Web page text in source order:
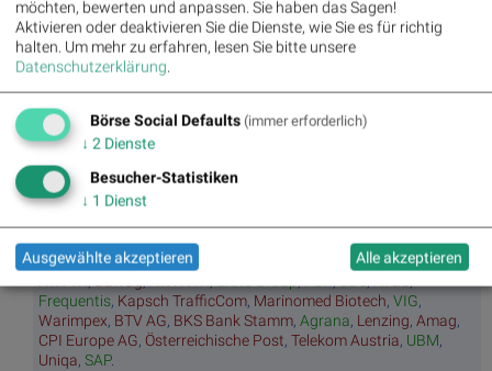
verlierer
Hitpa
rade
Days
Bildnachweis
1. ATX Future
Aktien auf dem Radar:Rosenbauer Bajaj Mobility AG,Andritz,
Semperit,EuroTeleSites AG ATX,ATX Prime,
Frequentis, Kapsch TrafficCom, Marinomed Biotech, VIG,
Warimpex, BTV AG, BKS Bank Stamm, Agrana, Lenzing, Amag,
CPI Europe AG, Österreichische Post, Telekom Austria, UBM,
Uniqa, SAP.
möchten, bewerten und anpassen. Sie haben das Sagen!
Aktivieren oder deaktivieren Sie die Dienste, wie Sie es für richtig
halten. Um mehr zu erfahren, lesen Sie bitte unsere
Datenschutzerklärung.
Börse Social Defaults (immer erforderlich)
↓ 2 Dienste
Besucher-Statistiken
↓ 1 Dienst
Ausgewählte akzeptieren Alle akzeptieren